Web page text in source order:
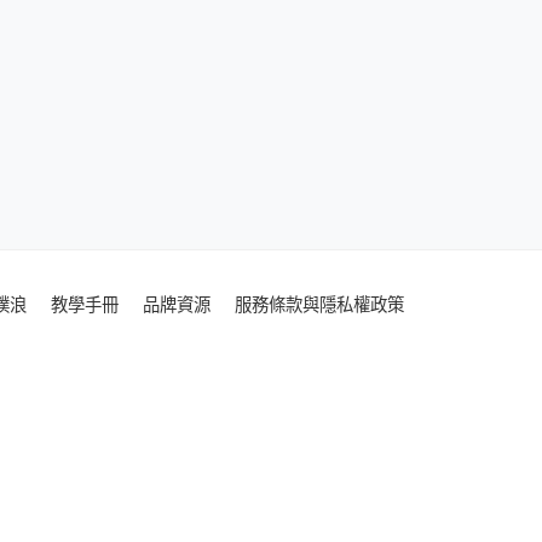
浪 教學手冊 品牌資源 服務條款與隱私權政策